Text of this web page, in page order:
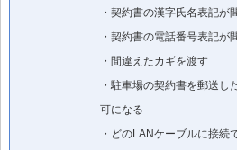
・契約書の漢字氏名表記が
・契約書の電話番号表記が
・間違えたカギを渡す
・駐車場の契約書を郵送
可になる
・どのLANケーブルに接続